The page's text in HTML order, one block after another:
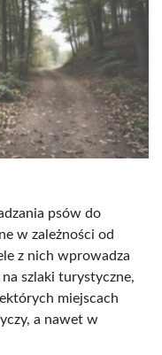
psów do
w zależności od
z nich wprowadza
szlaki turystyczne,
miejscach
a nawet w